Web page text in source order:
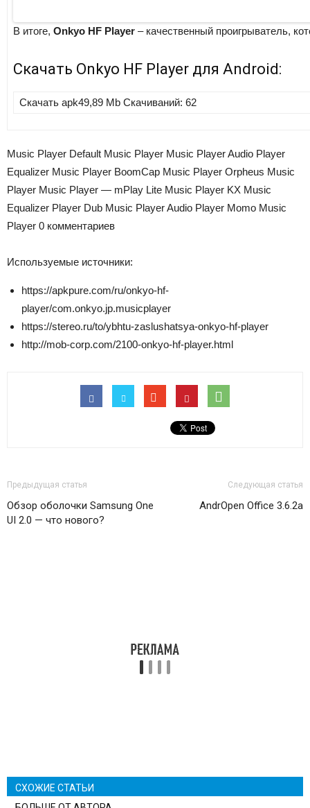
В итоге, Onkyo HF Player – качественный проигрыватель,
Скачать Onkyo HF Player для Android:
Скачать apk49,89 Mb Скачиваний: 62
Music Player Default Music Player Music Player Audio Player
Equalizer Music Player BoomCap Music Player Orpheus Music
Player Music Player — mPlay Lite Music Player KX Music
Equalizer Player Dub Music PlayerAudio Player Momo Music
Player 0 комментариев
Используемые источники:
https://apkpure.com/ru/onkyo-hf-
player/com.onkyo.jp.musicplayer
https://stereo.ru/to/ybhtu-zaslushatsya-onkyo-hf-player
http://mob-corp.com/2100-onkyo-hf-player.html
Предыдущая статья
Обзор оболочки Samsung One
UI 2.0 — что нового?
Следующая статья
AndrOpen Office 3.6.2a
СХОЖИЕ СТАТЬИ